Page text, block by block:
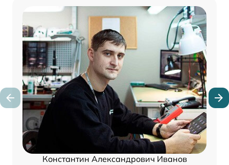
Константин Александрович Иванов